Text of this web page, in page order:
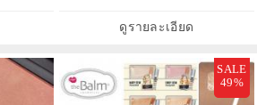
รมชาติ
แก้มด้านบนเพื่อให้ผิวหน้าดู dewy
มากขึ้น สีแป้งเ
ดูรายละเอียด
SALE
49%